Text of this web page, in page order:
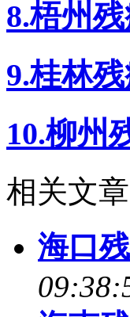
8.梧州
9.桂林
10.柳州
相关文章
海口